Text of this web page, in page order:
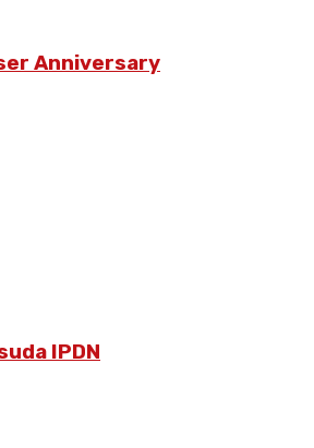
Anniversary
IPDN